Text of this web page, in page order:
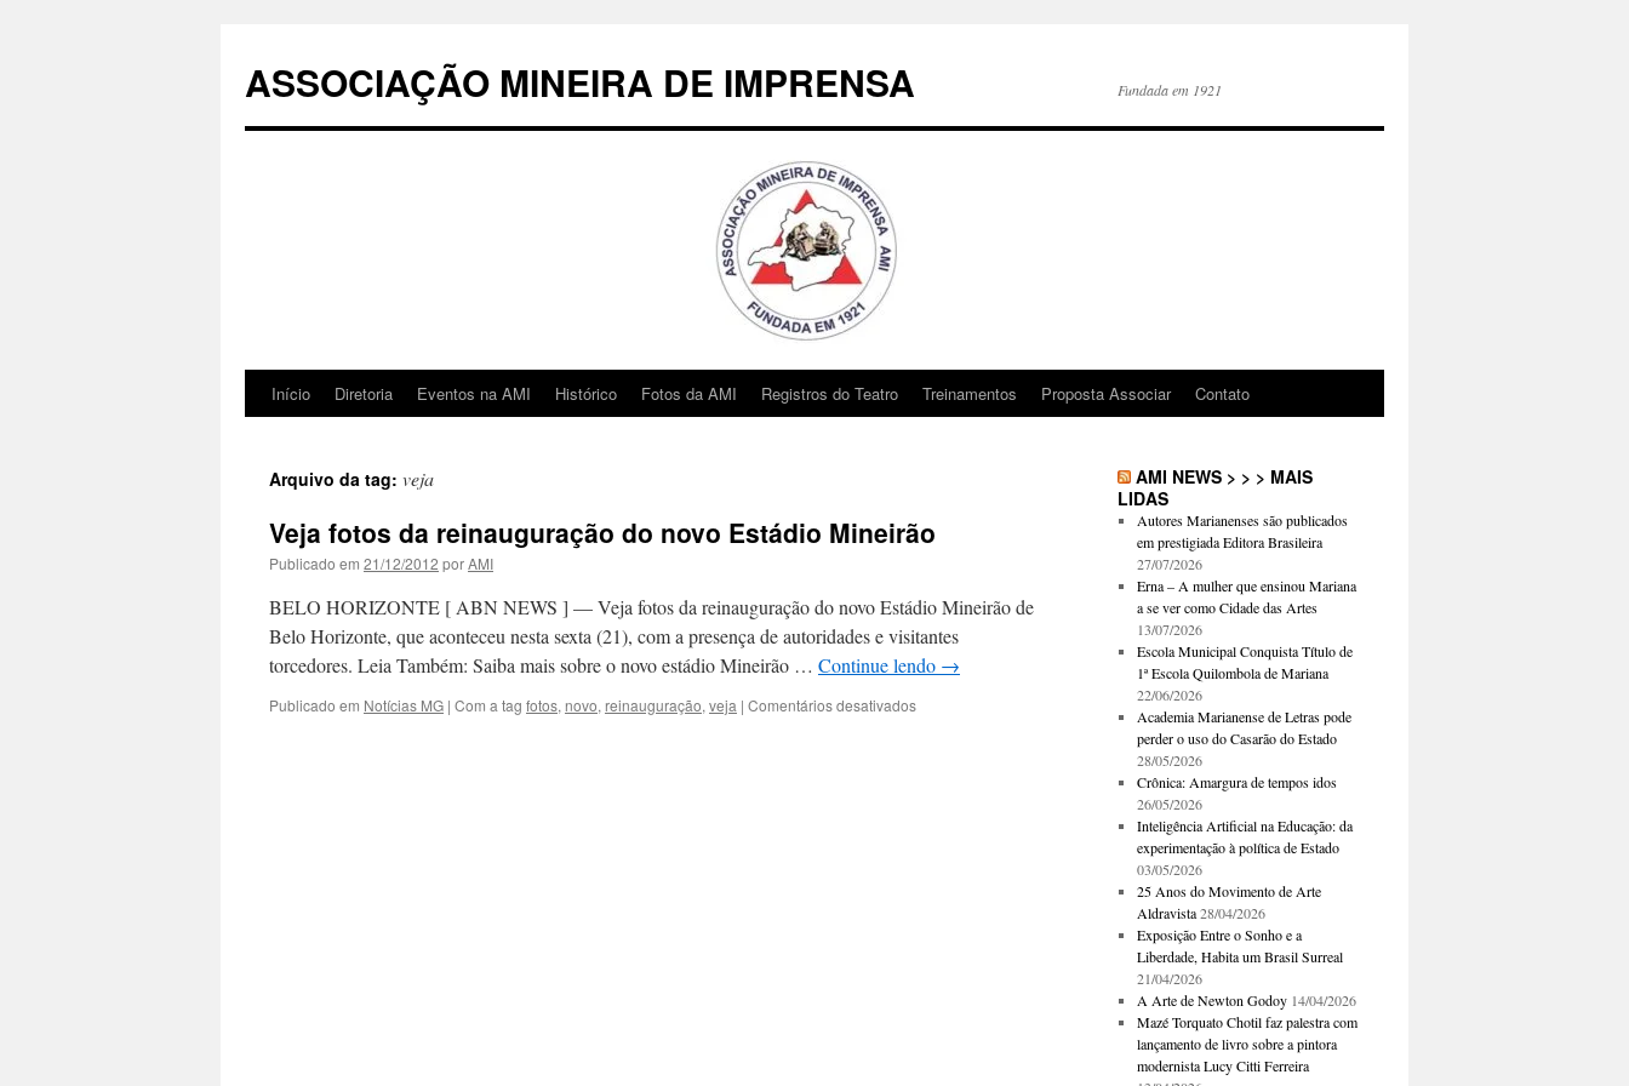
conteúdo
ASSOCIAÇÃO MINEIRA DE IMPRENSA Fundada em 1921
Início Diretoria Eventos na AMI Histórico Fotos da AMI Registros do Teatro Treinamentos Proposta Associar Contato
Arquivo da tag: veja
Veja fotos da reinauguração do novo Estádio Mineirão
Publicado em 21/12/2012 porAMI
BELO HORIZONTE [ ABN NEWS ] — Veja fotos da reinauguração do novo Estádio Mineirão de
Belo Horizonte, que aconteceu nesta sexta (21), com a presença de autoridades e visitantes
torcedores. Leia Também: Saiba mais sobre o novo estádio Mineirão … Continue lendo →
Publicado em Notícias MG | Com a tag fotos, novo, reinauguração, veja | Comentários desativadosem
AMI NEWS > > > MAIS
LIDAS
Autores Marianenses são publicados
em prestigiada Editora Brasileira
27/07/2026
Erna – A mulher que ensinou Mariana
a se ver como Cidade das Artes
13/07/2026
Escola Municipal Conquista Título de
1ª Escola Quilombola de Mariana
22/06/2026
Academia Marianense de Letras pode
perder o uso do Casarão do Estado
28/05/2026
Crônica: Amargura de tempos idos
26/05/2026
Inteligência Artificial na Educação: da
experimentação à política de Estado
03/05/2026
25 Anos do Movimento de Arte
Aldravista 28/04/2026
Exposição Entre o Sonho e a
Liberdade, Habita um Brasil Surreal
21/04/2026
A Arte de Newton Godoy 14/04/2026
Mazé Torquato Chotil faz palestra com
lançamento de livro sobre a pintora
modernista Lucy Citti Ferreira